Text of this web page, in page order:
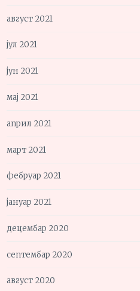
август 2021
јул 2021
јун 2021
мај 2021
април 2021
март 2021
фебруар 2021
јануар 2021
децембар 2020
септембар 2020
август 2020